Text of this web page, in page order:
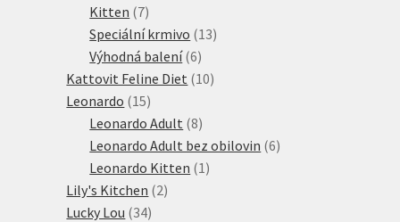
Kitten 77
produktů
Speciální krmivo 1313
Výhodná balení 66
produktů
Kattovit Feline Diet 1010
Leonardo 1515
produktů
Leonardo Adult 88
produktů
Leonardo Adult bez obilovin 66
Leonardo Kitten 1 1
Lily's Kitchen 22
Lucky Lou 3434